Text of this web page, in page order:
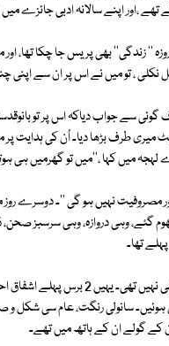
،اور اپنے سالانہ ادبی جائزے
'' زندگی'' بھی پریس جا چکا تھا،
، تو میں نے اس پر ان سے اپنی
سے جواب دیاکہ اس پر تو
طرف بڑھا دیا۔ اُن کی ہدایت پر
میں کہا ،''میں تو گھرمیں ہی
گئے، وہی دروازہ، وہی سرسبز
تھا۔
معمولی سی تبدیلی بھی
سانولی رنگت، عام سی شکل و
کے گولے ان کے ہاتھ میں تھے۔